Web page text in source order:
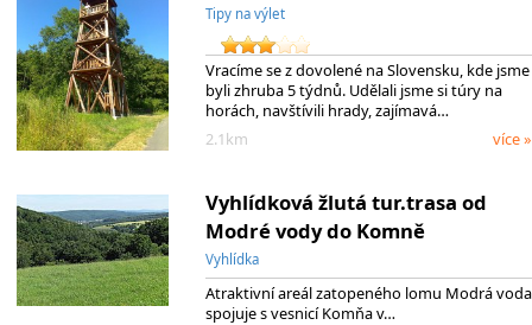
Tipy na výlet
Vracíme se z dovolené na Slovensku, kde jsme
byli zhruba 5 týdnů. Udělali jsme si túry na
horách, navštívili hrady, zajímavá…
2.1km
více »
Vyhlídková žlutá tur.trasa od
Modré vody do Komně
Vyhlídka
Atraktivní areál zatopeného lomu Modrá voda
spojuje s vesnicí Komňa v…